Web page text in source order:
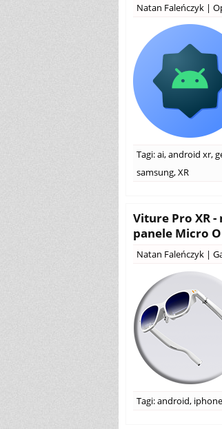
Natan Faleńczyk |
Tagi:ai,android xr,
samsung,XR
Viture Pro XR
panele Micro
Natan Faleńczyk |
Tagi:android, iphone